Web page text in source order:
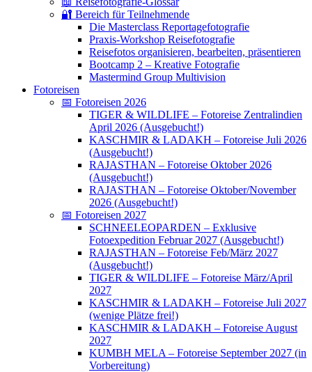
🔐 Bereich für Teilnehmende
Die Masterclass Reportagefotografie
Praxis-Workshop Reisefotografie
Reisefotos organisieren, bearbeiten, präsentieren
Bootcamp 2 – Kreative Fotografie
Mastermind Group Multivision
Fotoreisen
📅 Fotoreisen 2026
TIGER & WILDLIFE – Fotoreise Zentralindien
April 2026 (Ausgebucht!)
KASCHMIR & LADAKH – Fotoreise Juli 2026
(Ausgebucht!)
RAJASTHAN – Fotoreise Oktober 2026
(Ausgebucht!)
RAJASTHAN – Fotoreise Oktober/November
2026 (Ausgebucht!)
📅 Fotoreisen 2027
SCHNEELEOPARDEN – Exklusive
Fotoexpedition Februar 2027 (Ausgebucht!)
RAJASTHAN – Fotoreise Feb/März 2027
(Ausgebucht!)
TIGER & WILDLIFE – Fotoreise März/April
2027
KASCHMIR & LADAKH – Fotoreise Juli 2027
(wenige Plätze frei!)
KASCHMIR & LADAKH – Fotoreise August
2027
KUMBH MELA – Fotoreise September 2027 (in
Vorbereitung)